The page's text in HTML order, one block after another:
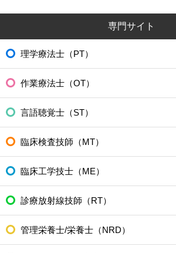
専門サイト
理学療法士（PT）
作業療法士（OT）
言語聴覚士（ST）
臨床検査技師（MT）
臨床工学技士（ME）
診療放射線技師（RT）
管理栄養士/栄養士（NRD）